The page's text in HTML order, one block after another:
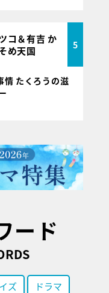
コ＆有吉 か
め天国
5
情 たくろうの滋
ード
ズ ドラマ